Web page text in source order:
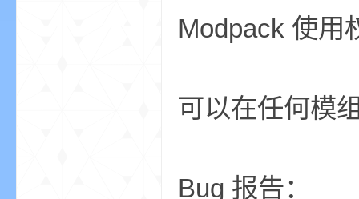
Modpack 使用
可以在任何模
Bug 报告：